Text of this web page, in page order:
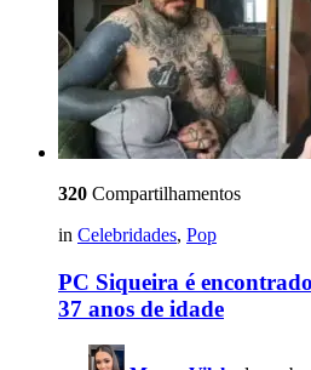
320 Compartilhamentos
in Celebridades, Pop
PC Siqueira é
37 anos de idade